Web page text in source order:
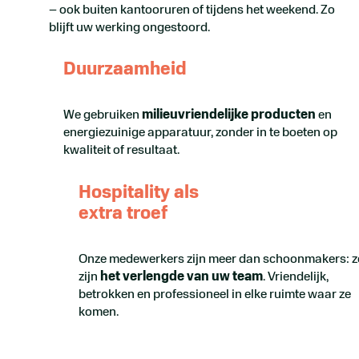
– ook buiten kantooruren of tijdens het weekend. Zo
blijft uw werking ongestoord.
Duurzaamheid
We gebruikenmilieuvriendelijke producten en
energiezuinige apparatuur, zonder in te boeten op
kwaliteit of resultaat.
Hospitality als
extra troef
Onze medewerkers zijn meer dan schoonmakers:
zijn het verlengde van uw team. Vriendelijk,
betrokken en professioneel in elke ruimte waar ze
komen.